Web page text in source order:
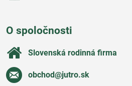
O spoločnosti
Slovenská rodinná firma
obchod​@jutro​.sk